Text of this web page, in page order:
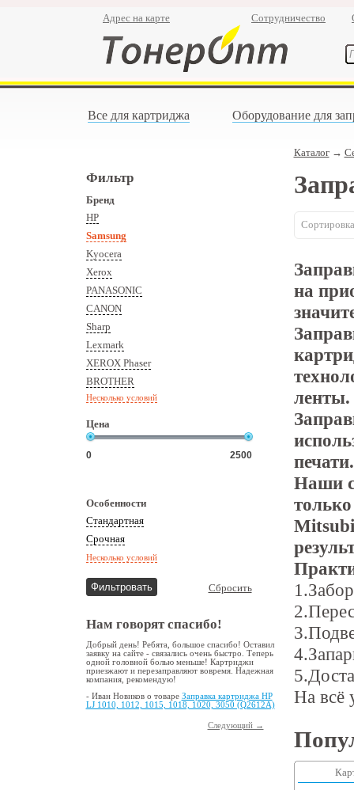
Адрес на карте Сотрудничество
Все для картриджа Оборудование для
Фильтр
Бренд
HP
Samsung
Kyocera
Xerox
PANASONIC
CANON
Sharp
Lexmark
XEROX Phaser
BROTHER
Несколько условий
Цена
Особенности
Стандартная
Срочная
Несколько условий
Сбросить
Нам говорят спасибо!
Добрый день! Ребята, большое спасибо! Оставил
заявку на сайте - связались очень быстро. Теперь
одной головной болью меньше! Картриджи
приезжают и перезаправляют вовремя. Надежная
компания, рекомендую!
- Иван Новиков о товаре Заправка картриджа HP
LJ 1010, 1012, 1015, 1018, 1020, 3050 (Q2612A)
Следующий →
Каталог→
на
ленты.
печати.
Наши
На всё